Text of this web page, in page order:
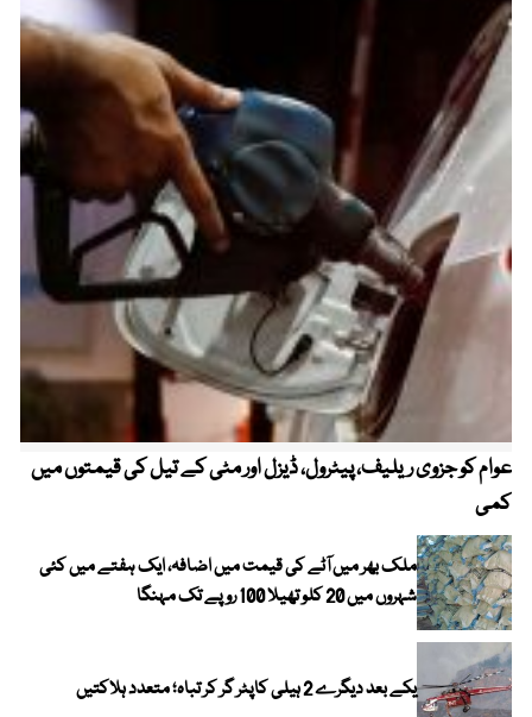
عوام کو جزوی ریلیف، پیٹرول، ڈیزل اور مٹی کے تیل کی قیمتوں میں
کمی
ملک بھر میں آٹے کی قیمت میں اضافہ، ایک ہفتے میں کئی
شہروں میں 20 کلو تھیلا 100 روپے تک مہنگا
یکے بعد دیگرے 2 ہیلی کاپٹر گر کر تباہ؛ متعدد ہلاکتیں